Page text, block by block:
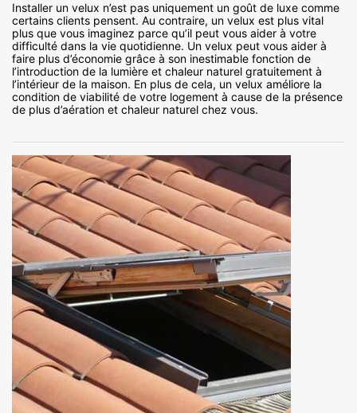
Installer un velux n’est pas uniquement un goût de luxe comme
certains clients pensent. Au contraire, un velux est plus vital
plus que vous imaginez parce qu’il peut vous aider à votre
difficulté dans la vie quotidienne. Un velux peut vous aider à
faire plus d’économie grâce à son inestimable fonction de
l’introduction de la lumière et chaleur naturel gratuitement à
l’intérieur de la maison. En plus de cela, un velux améliore la
condition de viabilité de votre logement à cause de la présence
de plus d’aération et chaleur naturel chez vous.